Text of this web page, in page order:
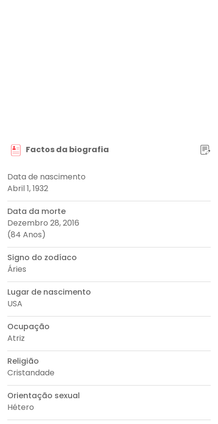
Factos da biografia
Data de nascimento
Abril 1, 1932
Data da morte
Dezembro 28, 2016
(84 Anos)
Signo do zodíaco
Áries
Lugar de nascimento
USA
Ocupação
Atriz
Religião
Cristandade
Orientação sexual
Hétero